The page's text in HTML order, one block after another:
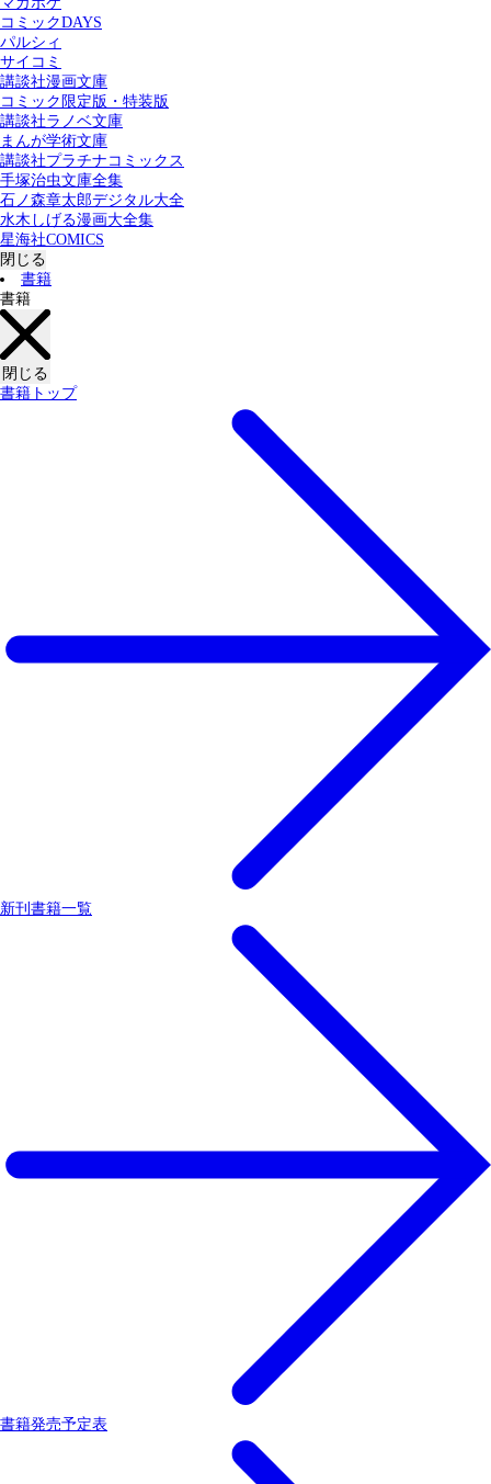
コミックDAYS
パルシィ
サイコミ
講談社漫画文庫
コミック限定版・特装版
講談社ラノベ文庫
まんが学術文庫
講談社プラチナコミックス
手塚治虫文庫全集
石ノ森章太郎デジタル大全
水木しげる漫画大全集
星海社COMICS
閉じる
書籍
書籍
閉じる
書籍トップ
新刊書籍一覧
書籍発売予定表
カテゴリー：
すべての記事